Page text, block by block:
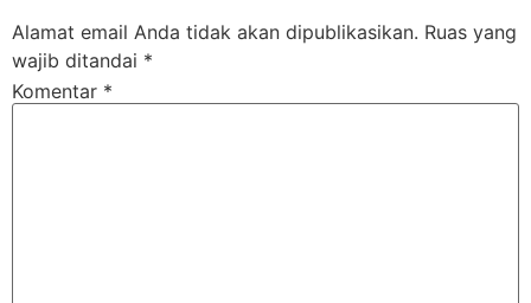
Alamat email Anda tidak akan dipublikasikan. Ruas yang
wajib ditandai *
Komentar *